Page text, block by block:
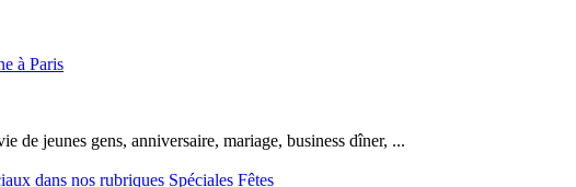
à Paris
de jeunes gens, anniversaire, mariage, business dîner, ...
dans nos rubriques Spéciales Fêtes